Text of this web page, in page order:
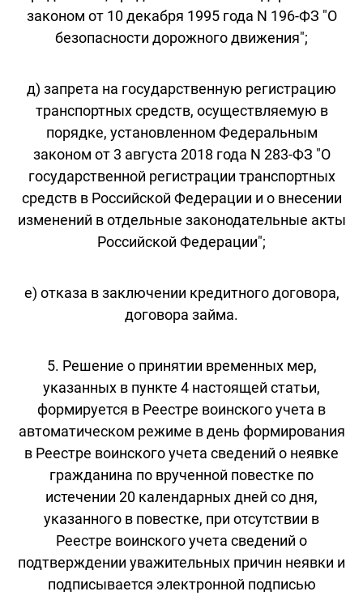
законом от 10 декабря 1995 года N 196-ФЗ "О
безопасности дорожного движения";
д) запрета на государственную регистрацию
транспортных средств, осуществляемую в
порядке, установленном Федеральным
законом от 3 августа 2018 года N 283-ФЗ "О
государственной регистрации транспортных
средств в Российской Федерации и о внесении
изменений в отдельные законодательные акты
Российской Федерации";
е) отказа в заключении кредитного договора,
договора займа.
5. Решение о принятии временных мер,
указанных в пункте 4 настоящей статьи,
формируется в Реестре воинского учета в
автоматическом режиме в день формирования
в Реестре воинского учета сведений о неявке
гражданина по врученной повестке по
истечении 20 календарных дней со дня,
указанного в повестке, при отсутствии в
Реестре воинского учета сведений о
подтверждении уважительных причин неявки и
подписывается электронной подписью